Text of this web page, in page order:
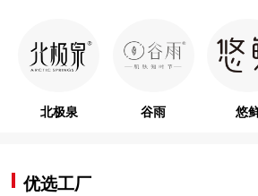
北极泉 谷雨 悠
优选工厂